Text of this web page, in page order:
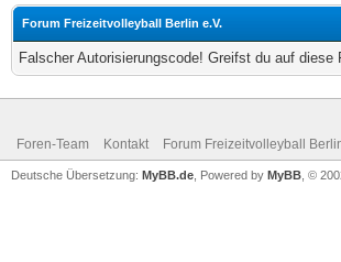
Forum Freizeitvolleyball Berlin e.V.
Falscher Autorisierungscode! Greifst du auf
Foren-Team Kontakt Forum Freizeitvolleyball
Deutsche Übersetzung: MyBB.de , Powered by MyBB , ©